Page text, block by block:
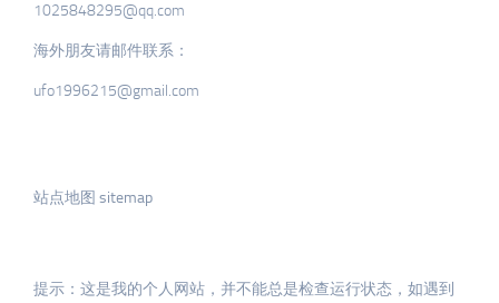
1025848295@qq.com
海外朋友请邮件联系：
ufo1996215@gmail.com
站点地图 sitemap
提示：这是我的个人网站，并不能总是检查运行状态，如遇到